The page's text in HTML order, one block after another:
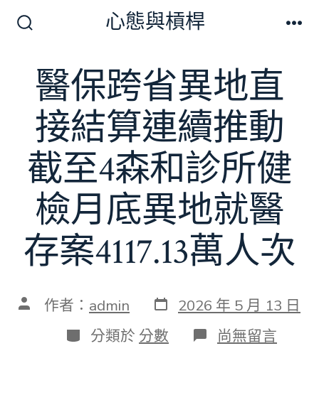
切
換
心態與槓桿
醫保跨省異地直
接結算連續推動
截至4森和診所健
檢月底異地就醫
存案4117.13萬人次
文 作者： admin 發
表
日
期
2026 年 5 月 13 日
分
類
分類於 分數 在
〈醫
尚無留言